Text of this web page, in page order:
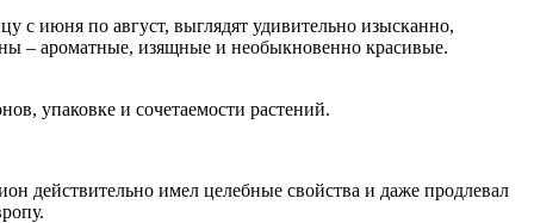
с июня по август, выглядят удивительно изысканно,
– ароматные, изящные и необыкновенно красивые.
упаковке и сочетаемости растений.
действительно имел целебные свойства и даже продлевал